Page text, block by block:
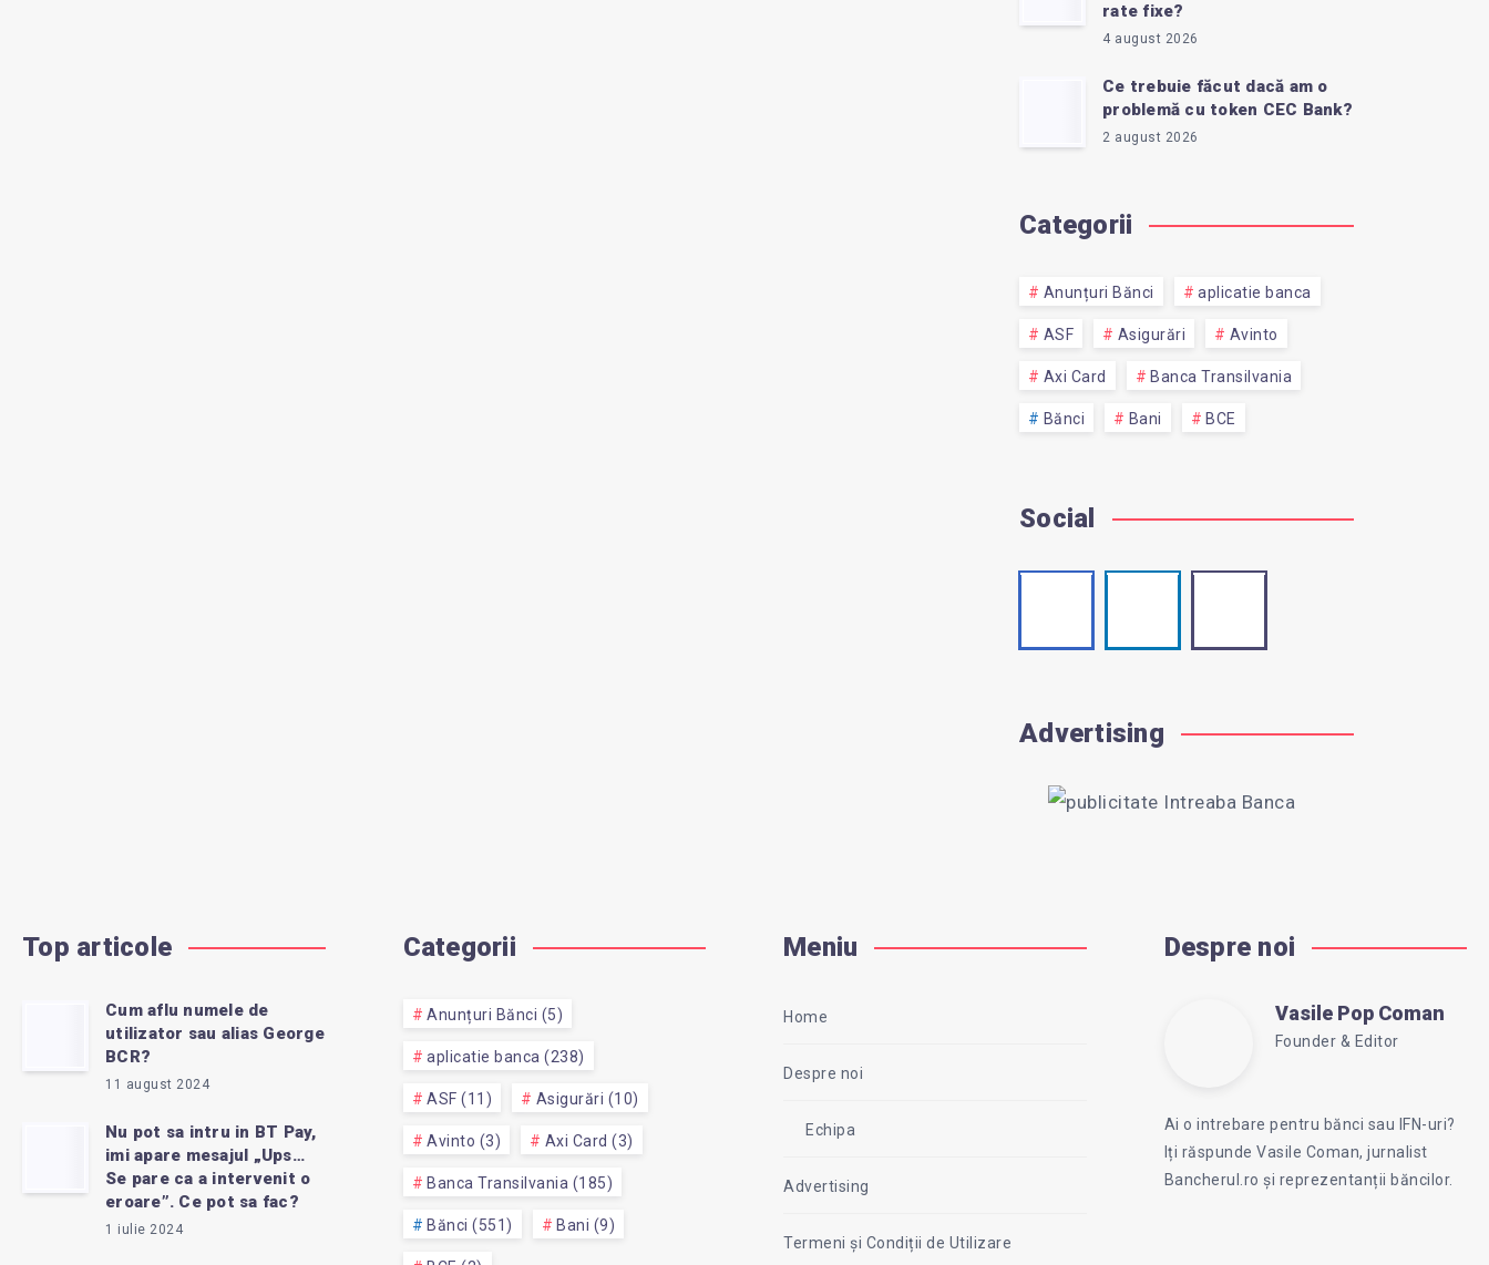
rate fixe?
4 august 2026
Ce trebuie făcut dacă am o
problemă cu token CEC Bank?
2 august 2026
Categorii
Anunțuri Bănci aplicatie banca
ASF Asigurări Avinto
Axi Card Banca Transilvania
Bănci Bani BCE
Social
Advertising
Top articole
Cum aflu numele de
utilizator sau alias George
BCR?
11 august 2024
Nu pot sa intru in BT Pay,
imi apare mesajul „Ups…
Se pare ca a intervenit o
eroare”. Ce pot sa fac?
1 iulie 2024
Categorii
Anunțuri Bănci (5)
aplicatie banca (238)
ASF (11) Asigurări (10)
Avinto (3) Axi Card (3)
Banca Transilvania (185)
Bănci (551) Bani (9)
Meniu
Home
Despre noi
Echipa
Advertising
Termeni și Condiții de Utilizare
Despre noi
Vasile
Pop
Coman
Vasile Pop Coman
Founder & Editor
Facebook
Ai o intrebare pentru bănci sau IFN-uri?
Iți răspunde Vasile Coman, jurnalist
Bancherul.ro și reprezentanții băncilor.